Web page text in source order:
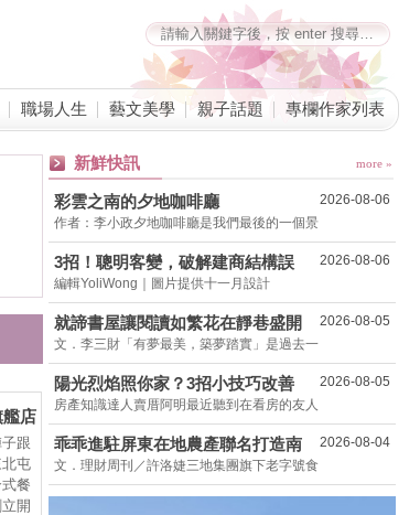
職場人生 藝文美學 親子話題 專欄作家列表
店
?
好
跟
屯
餐
開
新鮮快訊 more »
彩雲之南的夕地咖啡廳
2026-08-06
作者：李小政夕地咖啡廳是我們最後的一個景
3招！聰明客變，破解建商結構誤
差，20坪新婚宅省下「二工」的冤
枉錢
2026-08-06
編輯YoliWong｜圖片提供十一月設計
就諦書屋讓閱讀如繁花在靜巷盛開
2026-08-05
文．李三財「有夢最美，築夢踏實」是過去一
陽光烈焰照你家？3招小技巧改善
西曬房窘境
2026-08-05
房產知識達人賣厝阿明最近聽到在看房的友人
乖乖進駐屏東在地農產聯名打造南
台灣觀光工廠
2026-08-04
文．理財周刊／許洛婕三地集團旗下老字號食